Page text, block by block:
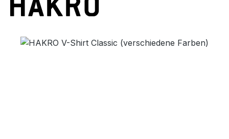
Bildergalerie überspringen